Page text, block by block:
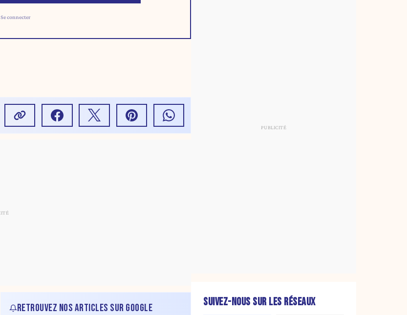
Se connecter
RETROUVEZ NOS ARTICLES SUR GOOGLE SUIVEZ-NOUS SUR LES RÉSEAUX